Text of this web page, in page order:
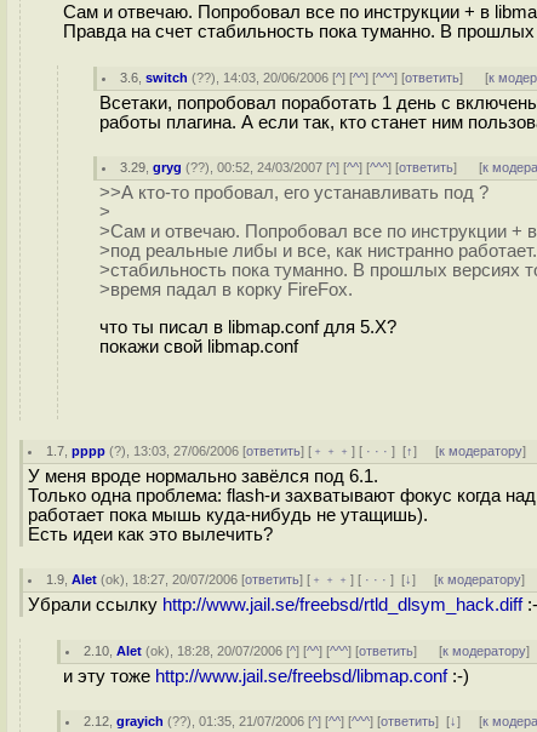
Сам и отвечаю. Попробовал все по инструкции + в
Правда на счет стабильность пока туманно. В
3.6 ,switch (??), 14:03, 20/06/2006 [^] [^^] [^^^] [ответить] [к
Всетаки, попробовал поработать 1 день с
работы плагина. А если так, кто станет ним
3.29 ,gryg (??), 00:52, 24/03/2007 [^] [^^] [^^^] [ответить] [к
>>А кто-то пробовал, его устанавливать под ?
>
>Сам и отвечаю. Попробовал все по инструкции +
>под реальные либы и все, как нистранно
>стабильность пока туманно. В прошлых версиях
>время падал в корку FireFox.
что ты писал в libmap.conf для 5.Х?
покажи свой libmap.conf
1.7 ,pppp (?), 13:03, 27/06/2006 [ответить] [ ﹢﹢﹢] [ · · ·][↑] [к модератору]
У меня вроде нормально завёлся под 6.1.
Только одна проблема: flash-и захватывают фокус когда
работает пока мышь куда-нибудь не утащишь).
Есть идеи как это вылечить?
1.9 ,Alet (ok), 18:27, 20/07/2006 [ответить] [ ﹢﹢﹢] [ · · ·][↓] [к модератору]
Убрали ссылку http://www.jail.se/freebsd/rtld_dlsym_hack.diff:-
2.10 ,Alet (ok), 18:28, 20/07/2006 [^] [^^] [^^^] [ответить] [к модератору]
и эту тоже http://www.jail.se/freebsd/libmap.conf:-)
2.12 ,grayich (??), 01:35, 21/07/2006 [^] [^^] [^^^] [ответить][↓] [к